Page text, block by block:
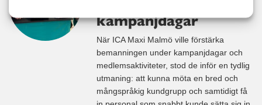
kampanjdagar
När ICA Maxi Malmö ville förstärka
bemanningen under kampanjdagar och
medlemsaktiviteter, stod de inför en tydlig
utmaning: att kunna möta en bred och
mångspråkig kundgrupp och samtidigt få